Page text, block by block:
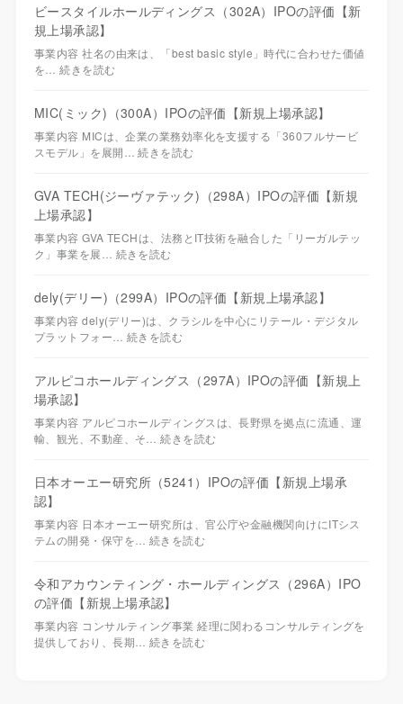
ビースタイルホールディングス（302A）IPOの評価【新
規上場承認】
事業内容 社名の由来は、「best basic style」時代に合わせた価値
を…続きを読む
MIC(ミック)（300A）IPOの評価【新規上場承認】
事業内容 MICは、企業の業務効率化を支援する「360フルサービ
スモデル」を展開…続きを読む
GVA TECH(ジーヴァテック)（298A）IPOの評価【新規
上場承認】
事業内容 GVA TECHは、法務とIT技術を融合した「リーガルテッ
ク」事業を展… 続きを読む
dely(デリー)（299A）IPOの評価【新規上場承認】
事業内容 dely(デリー)は、クラシルを中心にリテール・デジタル
プラットフォー… 続きを読む
アルピコホールディングス（297A）IPOの評価【新規上
場承認】
事業内容 アルピコホールディングスは、長野県を拠点に流通、運
輸、観光、不動産、そ…続きを読む
日本オーエー研究所（5241）IPOの評価【新規上場承
認】
事業内容 日本オーエー研究所は、官公庁や金融機関向けにITシス
テムの開発・保守を… 続きを読む
令和アカウンティング・ホールディングス（296A）IPO
の評価【新規上場承認】
事業内容 コンサルティング事業 経理に関わるコンサルティングを
提供しており、長期… 続きを読む